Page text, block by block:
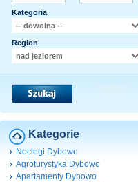
Kategoria
Region
Kategorie
Noclegi Dybowo
Agroturystyka Dybowo
Apartamenty Dybowo